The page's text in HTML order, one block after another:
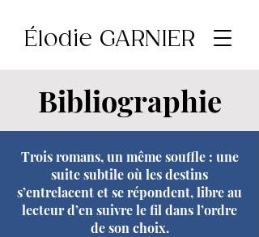
Élodie GARNIER
Bibliographie
Trois romans, un même souffle : une
suite subtile où les destins
s’entrelacent et se répondent, libre au
lecteur d’en suivre le fil dans l’ordre
de son choix.